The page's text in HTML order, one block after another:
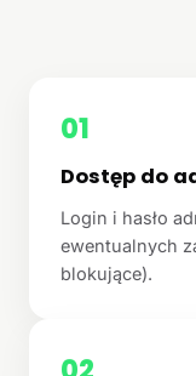
01
Dostęp do
Login i hasło
ewentualnych
blokujące).